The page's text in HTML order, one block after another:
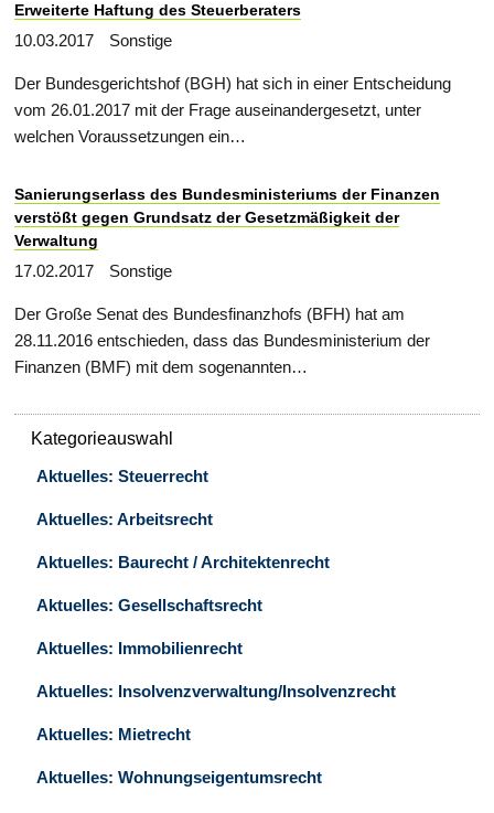
Erweiterte Haftung des Steuerberaters
10.03.2017 Sonstige
Der Bundesgerichtshof (BGH) hat sich in einer Entscheidung
vom 26.01.2017 mit der Frage auseinandergesetzt, unter
welchen Voraussetzungen ein…
Sanierungserlass des Bundesministeriums der Finanzen
verstößt gegen Grundsatz der Gesetzmäßigkeit der
Verwaltung
17.02.2017 Sonstige
Der Große Senat des Bundesfinanzhofs (BFH) hat am
28.11.2016 entschieden, dass das Bundesministerium der
Finanzen (BMF) mit dem sogenannten…
Kategorieauswahl
Aktuelles: Steuerrecht
Aktuelles: Arbeitsrecht
Aktuelles: Baurecht / Architektenrecht
Aktuelles: Gesellschaftsrecht
Aktuelles: Immobilienrecht
Aktuelles: Insolvenzverwaltung/Insolvenzrecht
Aktuelles: Mietrecht
Aktuelles: Wohnungseigentumsrecht